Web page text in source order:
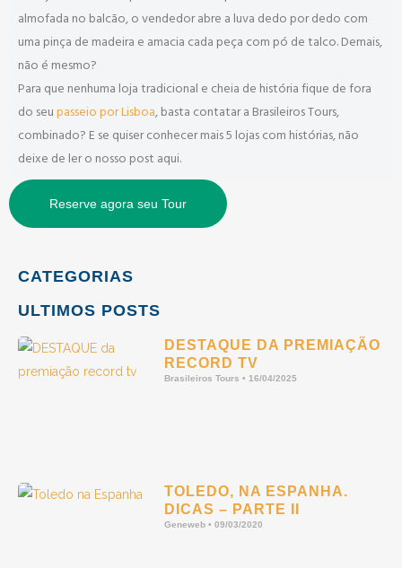
CATEGORIAS
ULTIMOS POSTS
DESTAQUE DA PREMIAÇÃO
RECORD TV
Brasileiros Tours 16/04/2025
TOLEDO, NA ESPANHA.
DICAS – PARTE II
Geneweb 09/03/2020
almofada no balcão, o vendedor abre a luva dedo por dedo com
uma pinça de madeira e amacia cada peça com pó de talco. Demais,
não é mesmo?
Para que nenhuma loja tradicional e cheia de história fique de fora
do seupasseio por Lisboa, basta contatar a Brasileiros Tours,
combinado? E se quiser conhecer mais 5 lojas com histórias, não
deixe de ler o nosso post aqui.
Reserve agora seu Tour